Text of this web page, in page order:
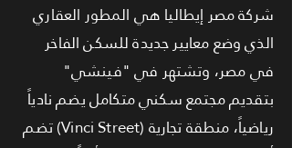
شركة مصر إيطاليا هي المطور العقاري
الذي وضع معايير جديدة للسكن الفاخر
في مصر، وتشتهر في "فينشي"
بتقديم مجتمع سكني متكامل يضم نادياً
رياضياً، منطقة تجارية (Vinci Street) تضم